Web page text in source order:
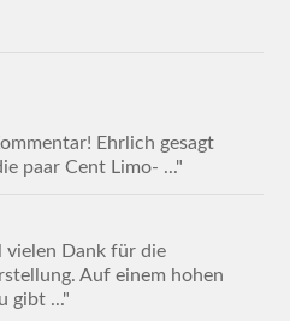
Ehrlich gesagt
paar Cent Limo- ..."
vielen Dank für die
Auf einem hohen
gibt ..."